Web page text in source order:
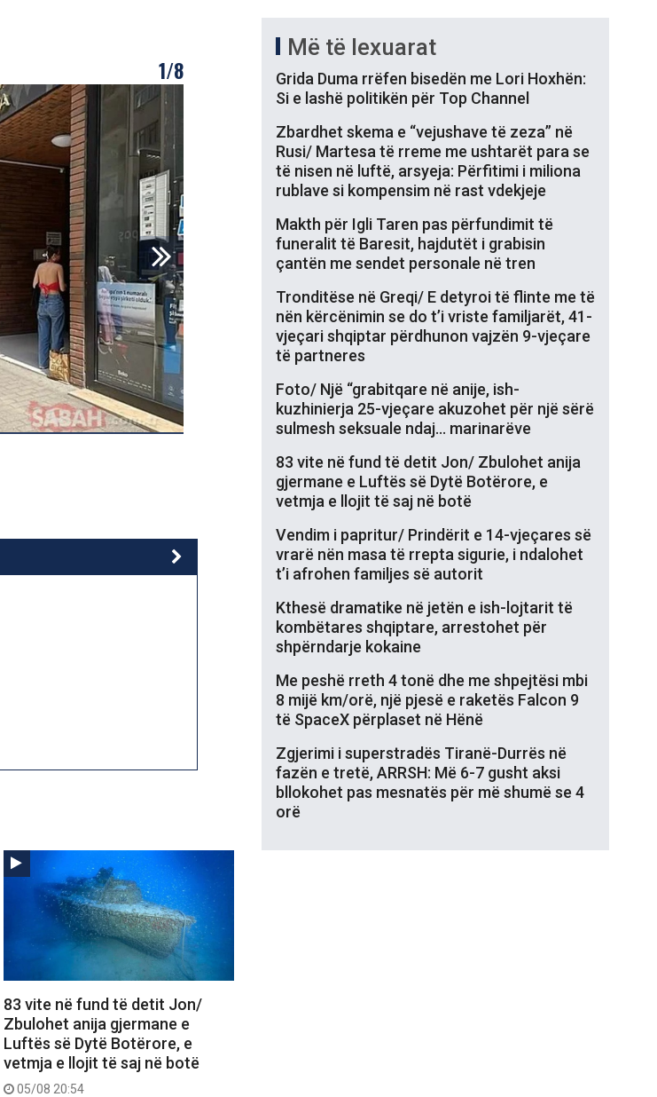
1/8
83 vite në fund të detit Jon/
Zbulohet anija gjermane e
Luftës së Dytë Botërore, e
vetmja e llojit të saj në botë
05/08 20:54
Më të lexuarat
Grida Duma rrëfen bisedën me Lori Hoxhën:
Si e lashë politikën për Top Channel
Zbardhet skema e “vejushave të zeza” në
Rusi/ Martesa të rreme me ushtarët para se
të nisen në luftë, arsyeja: Përfitimi i miliona
rublave si kompensim në rast vdekjeje
Makth për Igli Taren pas përfundimit të
funeralit të Baresit, hajdutët i grabisin
çantën me sendet personale në tren
Tronditëse në Greqi/ E detyroi të flinte me të
nën kërcënimin se do t’i vriste familjarët, 41-
vjeçari shqiptar përdhunon vajzën 9-vjeçare
të partneres
Foto/ Një “grabitqare në anije, ish-
kuzhinierja 25-vjeçare akuzohet për një sërë
sulmesh seksuale ndaj… marinarëve
83 vite në fund të detit Jon/ Zbulohet anija
gjermane e Luftës së Dytë Botërore, e
vetmja e llojit të saj në botë
Vendim i papritur/ Prindërit e 14-vjeçares së
vrarë nën masa të rrepta sigurie, i ndalohet
t’i afrohen familjes së autorit
Kthesë dramatike në jetën e ish-lojtarit të
kombëtares shqiptare, arrestohet për
shpërndarje kokaine
Me peshë rreth 4 tonë dhe me shpejtësi mbi
8 mijë km/orë, një pjesë e raketës Falcon 9
të SpaceX përplaset në Hënë
Zgjerimi i superstradës Tiranë-Durrës në
fazën e tretë, ARRSH: Më 6-7 gusht aksi
bllokohet pas mesnatës për më shumë se 4
orë